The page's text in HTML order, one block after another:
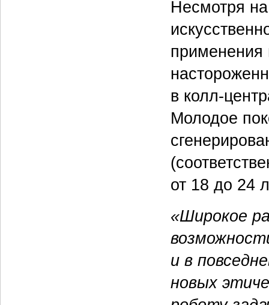
Несмотря
применения
в колл-
Молодое
от 18 до 24
«Широкое
и в
новых